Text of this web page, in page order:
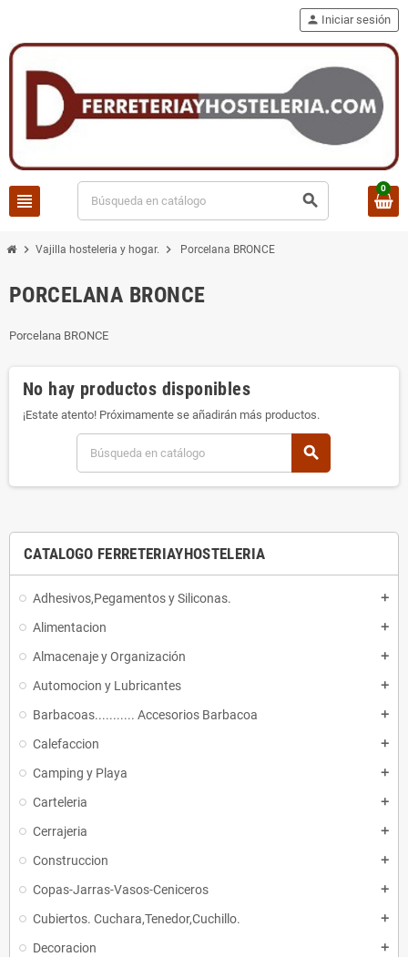
view_headline search
person Iniciar sesión
0
chevron_right Vajilla hosteleria y hogar. chevron_right Porcelana BRONCE
CATALOGO FERRETERIAYHOSTELERIA
Adhesivos,Pegamentos y Siliconas. add
Alimentacion add
Almacenaje y Organización add
Automocion y Lubricantes add
Barbacoas........... Accesorios Barbacoa add
Calefaccion add
Camping y Playa add
Carteleria add
Cerrajeria add
Construccion add
Copas-Jarras-Vasos-Ceniceros add
Cubiertos. Cuchara,Tenedor,Cuchillo. add
Decoracion add
PORCELANA BRONCE
Porcelana BRONCE
No hay productos disponibles
¡Estate atento! Próximamente se añadirán más productos.
search